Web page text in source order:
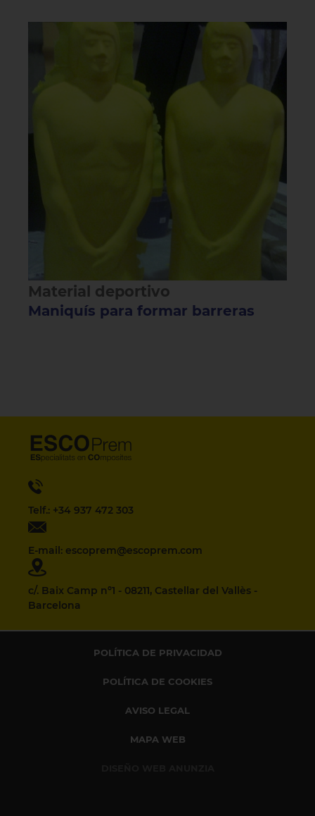
Material deportivo
Maniquís para formar barreras
Telf.: +34 937 472 303
E-mail: escoprem@escoprem.com
c/. Baix Camp nº1 - 08211, Castellar del Vallès -
Barcelona
POLÍTICA DE PRIVACIDAD
POLÍTICA DE COOKIES
AVISO LEGAL
MAPA WEB